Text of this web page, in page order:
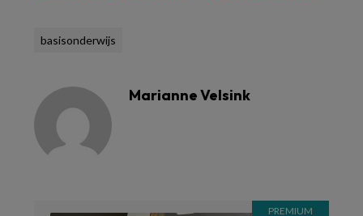
basisonderwijs
Marianne Velsink